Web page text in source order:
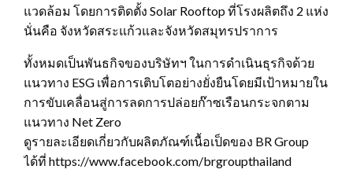
แวดล้อม โดยการติดตั้ง Solar Rooftop ที่โรงผลิตถึง 2 แห่ง
นั่นคือ จังหวัดสระแก้วและจังหวัดสมุทรปราการ
ทั้งหมดเป็นพันธกิจของบริษัทฯ ในการดำเนินธุรกิจด้วย
แนวทาง ESG เพื่อการเติบโตอย่างยั่งยืนโดยมีเป้าหมายใน
การขับเคลื่อนสู่การลดการปล่อยก๊าซเรือนกระจกตาม
แนวทาง Net Zero
ดูรายละเอียดเกี่ยวกับผลิตภัณฑ์เนื้อเป็ดของ BR Group
ได้ที่ https://www.facebook.com/brgroupthailand